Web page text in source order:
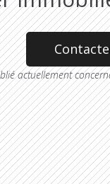
actuellement